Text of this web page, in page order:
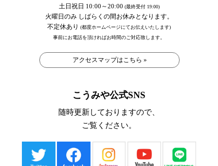
土日祝日 10:00～20:00 (最終受付 19:00)
火曜日のみ しばらくの間お休みとなります。
不定休あり (都度ホームページにてお伝えいたします)
事前にお電話を頂ければお時間のご対応致します。
アクセスマップはこちら »
こうみや公式SNS
随時更新しておりますので、
ご覧ください。